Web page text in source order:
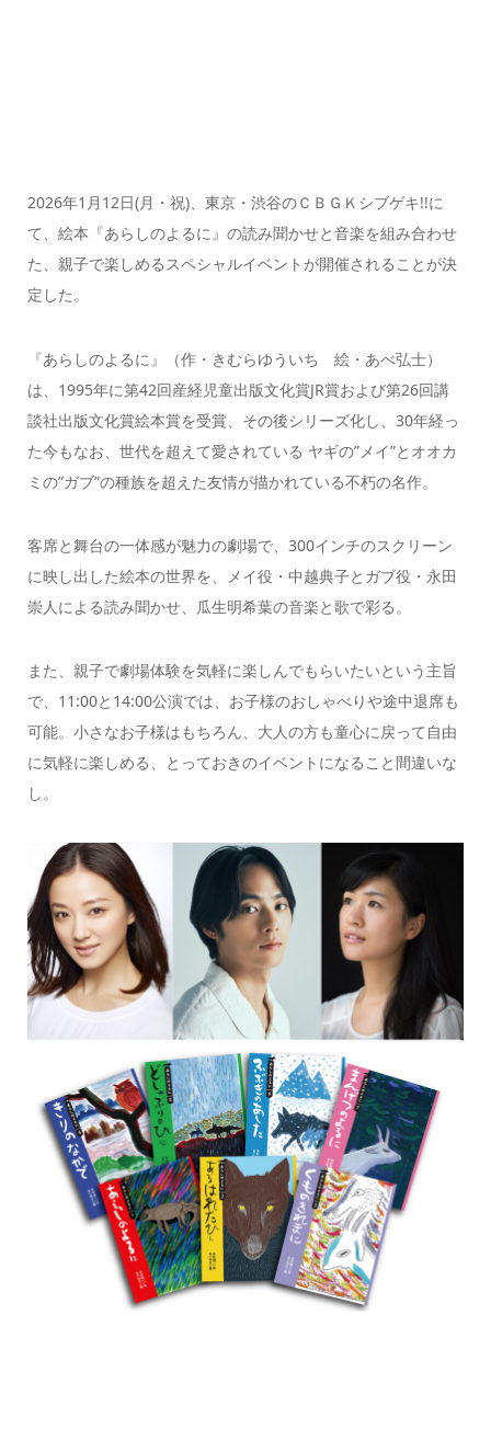
2026年1月12日(月・祝)、東京・渋谷のＣＢＧＫシブゲキ!!に
て、絵本『あらしのよるに』の読み聞かせと音楽を組み合わせ
た、親子で楽しめるスペシャルイベントが開催されることが決
定した。
『あらしのよるに』（作・きむらゆういち 絵・あべ弘士）
は、1995年に第42回産経児童出版文化賞JR賞および第26回講
談社出版文化賞絵本賞を受賞、その後シリーズ化し、30年経っ
た今もなお、世代を超えて愛されている ヤギの”メイ”とオオカ
ミの”ガブ”の種族を超えた友情が描かれている不朽の名作。
客席と舞台の一体感が魅力の劇場で、300インチのスクリーン
に映し出した絵本の世界を、メイ役・中越典子とガブ役・永田
崇人による読み聞かせ、瓜生明希葉の音楽と歌で彩る。
また、親子で劇場体験を気軽に楽しんでもらいたいという主旨
で、11:00と14:00公演では、お子様のおしゃべりや途中退席も
可能。小さなお子様はもちろん、大人の方も童心に戻って自由
に気軽に楽しめる、とっておきのイベントになること間違いな
し。